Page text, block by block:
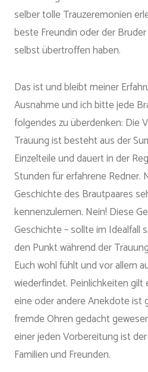
selber tolle Trauzeremonien
beste Freundin oder der
selbst übertroffen haben.
Das ist und bleibt meiner
Ausnahme und ich bitte jede
folgendes zu überdenken: Die
Trauung ist besteht aus der
Einzelteile und dauert in der
Stunden für erfahrene Redner.
Geschichte des Brautpaares
kennenzulernen. Nein! Diese
Geschichte – sollte im Idealfall
den Punkt während der
Euch wohl fühlt und vor allem
wiederfindet. Peinlichkeiten gilt
eine oder andere Anekdote ist
fremde Ohren gedacht
einer jeden Vorbereitung ist
Familien und Freunden.